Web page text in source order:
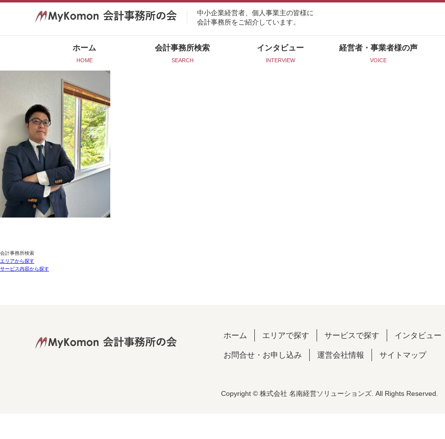
中小企業経営者、個人事業主の皆様に
会計事務所をご紹介しています。
ホーム
HOME
会計事務所検索
SEARCH
インタビュー
INTERVIEW
経営者・事業者様の声
VOICE
会計事務所検索
エリアから探す
サービス内容から探す
ホーム エリアで探す サービスで探す インタビュー
お問合せ・お申し込み 運営会社情報 サイトマップ
Copyright © 株式会社 名南経営ソリューションズ. All Rights Reserved.